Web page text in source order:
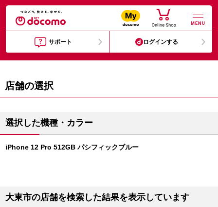
MENU
サポート ログインする
店舗の選択
選択した機種・カラー
iPhone 12 Pro 512GB パシフィックブルー
大東市の店舗を検索した結果を表示しています